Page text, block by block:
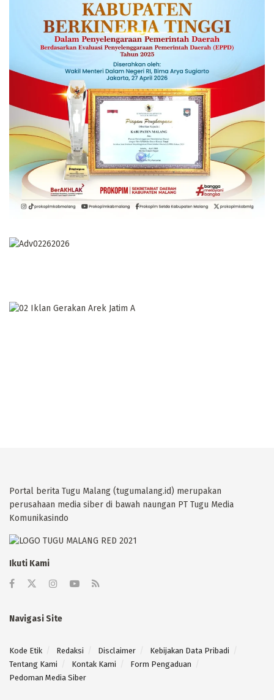
Portal berita Tugu Malang (tugumalang.id) merupakan
perusahaan media siber di bawah naungan PT Tugu Media
Komunikasindo
Ikuti Kami
Navigasi Site
Kode Etik Redaksi Disclaimer
Kebijakan Data Pribadi
Tentang Kami
Kontak Kami
Form Pengaduan
Pedoman Media Siber